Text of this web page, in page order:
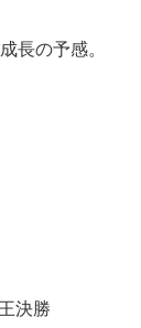
長の予感。
決勝